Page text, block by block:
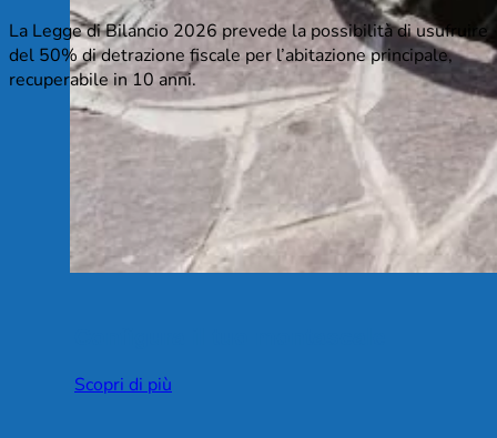
Scopri di più
La Legge di Bilancio 2026 prevede la possibilità di usufruire
del 50% di detrazione fiscale per l’abitazione principale,
recuperabile in 10 anni.